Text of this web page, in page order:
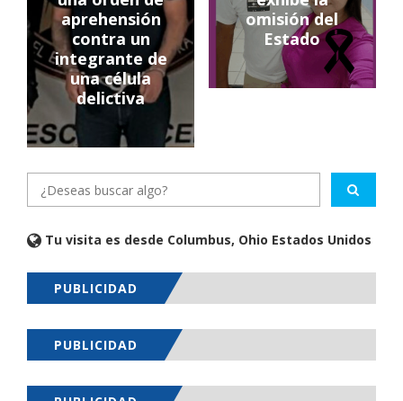
aprehensión
contra un
integrante de
una célula
delictiva
omisión del
Estado
Tu visita es desde Columbus, Ohio Estados Unidos
PUBLICIDAD
PUBLICIDAD